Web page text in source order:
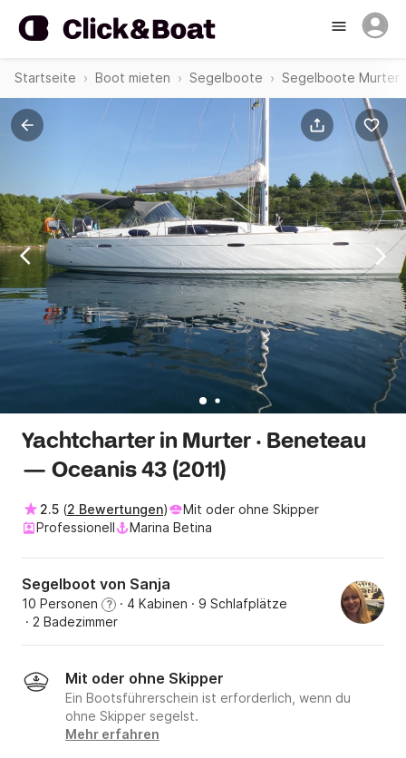
Startseite Boot mieten Segelboote Segelboote Murter
Yachtcharter in Murter · Beneteau
— Oceanis 43 (2011)
2.5 (2 Bewertungen)
Mit oder ohne Skipper
Professionell
Marina Betina
Segelboot von Sanja
10 Personen ? · 4 Kabinen · 9 Schlafplätze
· 2 Badezimmer
Mit oder ohne Skipper
Ein Bootsführerschein ist erforderlich, wenn du
ohne Skipper segelst.
Mehr erfahren